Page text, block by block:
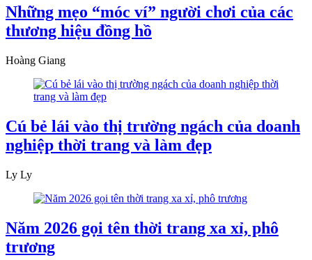
Những mẹo “móc ví” người chơi của các
thương hiệu đồng hồ
Hoàng Giang
Cú bẻ lái vào thị trường ngách của doanh
nghiệp thời trang và làm đẹp
Ly Ly
Năm 2026 gọi tên thời trang xa xỉ, phô
trương